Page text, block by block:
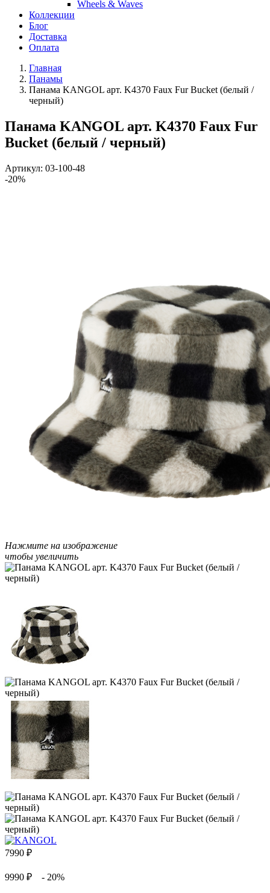
Wheels & Waves
Коллекции
Блог
Доставка
Оплата
Главная
Панамы
Панама KANGOL арт. K4370 Faux Fur Bucket (белый /
черный)
Панама KANGOL арт. K4370 Faux Fur
Bucket (белый / черный)
Артикул: 03-100-48
-20%
Нажмите на изображение
чтобы увеличить
7990 ₽
9990 ₽ - 20%